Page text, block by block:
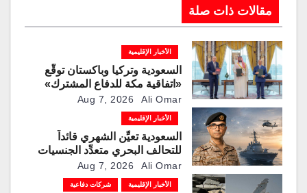
مقالات ذات صلة
الأخبار الإقليمية
السعودية وتركيا وباكستان توقّع
«اتفاقية مكة للدفاع المشترك»
Aug 7, 2026 Ali Omar
الأخبار الإقليمية
السعودية تعيِّن الشهري قائداً
للتحالف البحري متعدِّد الجنسيات
Aug 7, 2026 Ali Omar
الأخبار الإقليمية شركات دفاعية